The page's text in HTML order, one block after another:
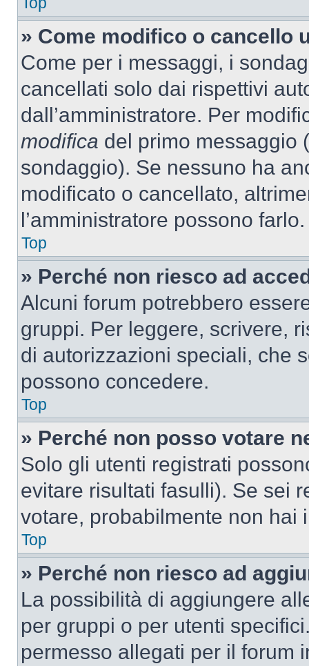
» Come modifico o cancello
Come per i messaggi, i
cancellati solo dai rispettivi
dall’amministratore. Per
modifica del primo messaggio
sondaggio). Se nessuno ha
modificato o cancellato,
l’amministratore possono farlo.
Top
» Perché non riesco ad
Alcuni forum potrebbero
gruppi. Per leggere, scrivere,
di autorizzazioni speciali, che
possono concedere.
Top
» Perché non posso votare
Solo gli utenti registrati
evitare risultati fasulli). Se sei
votare, probabilmente non hai
Top
» Perché non riesco ad
La possibilità di aggiungere
per gruppi o per utenti
permesso allegati per il forum